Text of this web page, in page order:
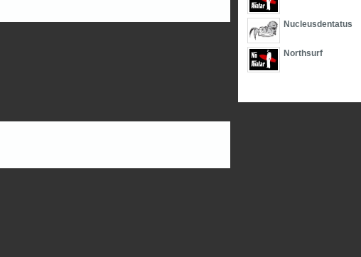
Nucleusdentatus
Northsurf